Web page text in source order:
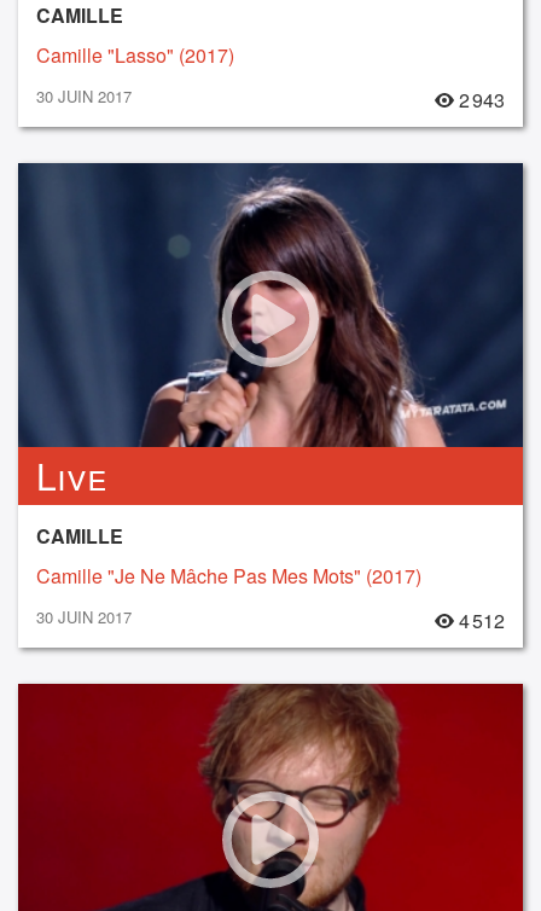
CAMILLE
Camille "Lasso" (2017)
30 JUIN 2017 2 943
Live
CAMILLE
Camille "Je Ne Mâche Pas Mes Mots" (2017)
30 JUIN 2017 4 512